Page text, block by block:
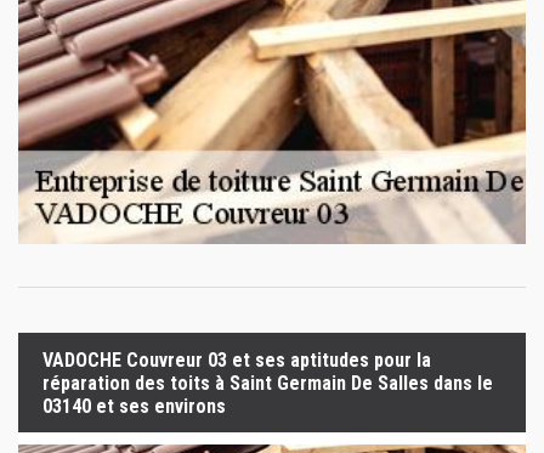
VADOCHE Couvreur 03 et ses aptitudes pour la
réparation des toits à Saint Germain De Salles dans le
03140 et ses environs